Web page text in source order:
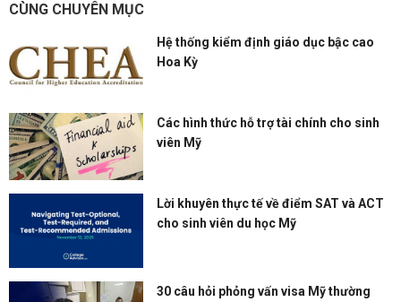
CÙNG CHUYÊN MỤC
Hệ thống kiểm định giáo dục bậc cao
Hoa Kỳ
Các hình thức hỗ trợ tài chính cho sinh
viên Mỹ
Lời khuyên thực tế về điểm SAT và ACT
cho sinh viên du học Mỹ
30 câu hỏi phỏng vấn visa Mỹ thường